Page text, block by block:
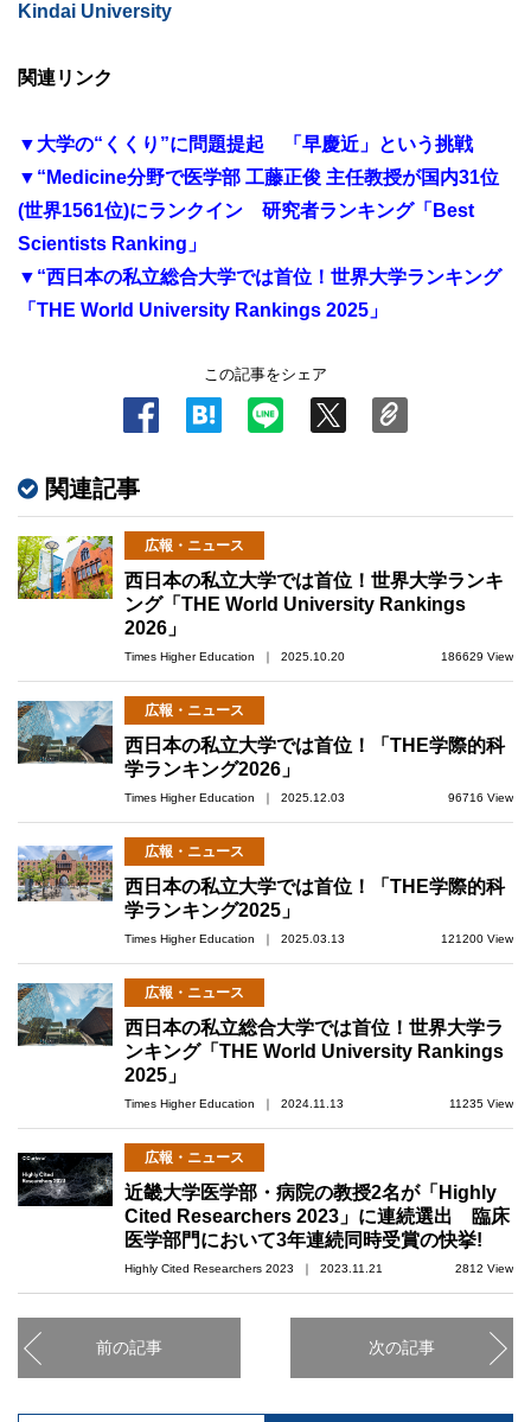
Kindai University
関連リンク
▼大学の“くくり”に問題提起 「早慶近」という挑戦
▼“Medicine分野で医学部 工藤正俊 主任教授が国内31位
(世界1561位)にランクイン 研究者ランキング「Best
Scientists Ranking」
▼“西日本の私立総合大学では首位！世界大学ランキング
「THE World University Rankings 2025」
この記事をシェア
関連記事
広報・ニュース
西日本の私立大学では首位！世界大学ランキ
ング「THE World University Rankings
2026」
Times Higher Education ｜ 2025.10.20 186629 View
広報・ニュース
西日本の私立大学では首位！「THE学際的科
学ランキング2026」
Times Higher Education ｜ 2025.12.03 96716 View
広報・ニュース
西日本の私立大学では首位！「THE学際的科
学ランキング2025」
Times Higher Education ｜ 2025.03.13 121200 View
広報・ニュース
西日本の私立総合大学では首位！世界大学ラ
ンキング「THE World University Rankings
2025」
Times Higher Education ｜ 2024.11.13 11235 View
広報・ニュース
近畿大学医学部・病院の教授2名が「Highly
Cited Researchers 2023」に連続選出 臨床
医学部門において3年連続同時受賞の快挙!
Highly Cited Researchers 2023 ｜ 2023.11.21 2812 View
前の記事 次の記事